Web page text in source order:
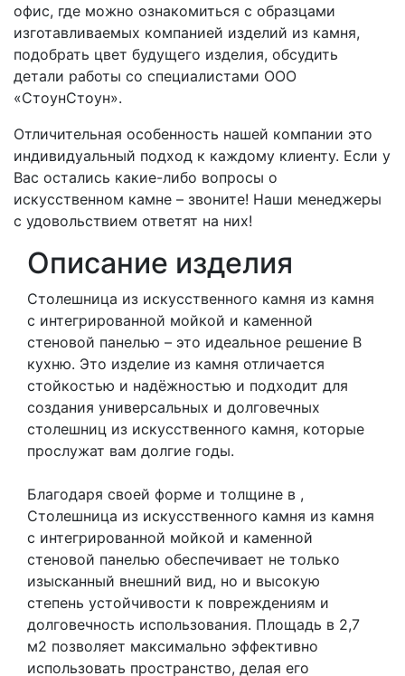
офис, где можно ознакомиться с образцами
изготавливаемых компанией изделий из камня,
подобрать цвет будущего изделия, обсудить
детали работы со специалистами ООО
«СтоунСтоун».
Отличительная особенность нашей компании это
индивидуальный подход к каждому клиенту. Если у
Вас остались какие-либо вопросы о
искусственном камне – звоните! Наши менеджеры
с удовольствием ответят на них!
Описание изделия
Столешница из искусственного камня из камня
с интегрированной мойкой и каменной
стеновой панелью – это идеальное решение В
кухню. Это изделие из камня отличается
стойкостью и надёжностью и подходит для
создания универсальных и долговечных
столешниц из искусственного камня, которые
прослужат вам долгие годы.
Благодаря своей форме и толщине в ,
Столешница из искусственного камня из камня
с интегрированной мойкой и каменной
стеновой панелью обеспечивает не только
изысканный внешний вид, но и высокую
степень устойчивости к повреждениям и
долговечность использования. Площадь в 2,7
м2 позволяет максимально эффективно
использовать пространство, делая его